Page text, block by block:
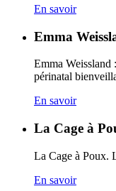
En savoir
Emma
Emma Weissland
périnatal
En savoir
La Cage à
La Cage à Poux.
En savoir